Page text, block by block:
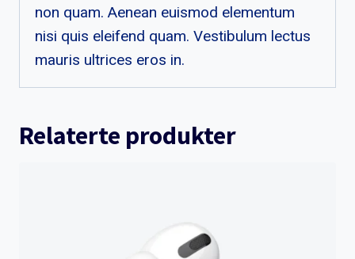
non quam. Aenean euismod elementum
nisi quis eleifend quam. Vestibulum lectus
mauris ultrices eros in.
Relaterte produkter